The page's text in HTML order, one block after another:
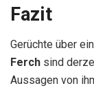
Fazit
Gerüchte über
Ferch sind
Aussagen von